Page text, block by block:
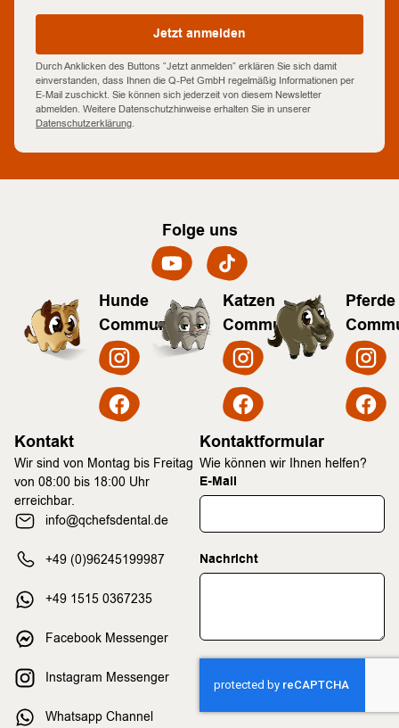
Jetzt anmelden
Durch Anklicken des Buttons “Jetzt anmelden” erklären Sie sich damit
einverstanden, dass Ihnen die Q-Pet GmbH regelmäßig Informationen per
E-Mail zuschickt. Sie können sich jederzeit von diesem Newsletter
abmelden. Weitere Datenschutzhinweise erhalten Sie in unserer
Datenschutzerklärung.
Folge uns
Hunde
Community
Katzen
Community
Pferde
Kontakt
Wir sind von Montag bis Freitag
von 08:00 bis 18:00 Uhr
erreichbar.
info@qchefsdental.de
+49 (0)96245199987
+49 1515 0367235
Facebook Messenger
Instagram Messenger
Whatsapp Channel
Kontaktformular
Wie können wir Ihnen helfen?
E-Mail
Nachricht